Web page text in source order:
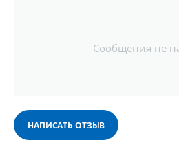
Сообщения не
НАПИСАТЬ ОТЗЫВ